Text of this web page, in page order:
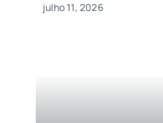
julho 11, 2026